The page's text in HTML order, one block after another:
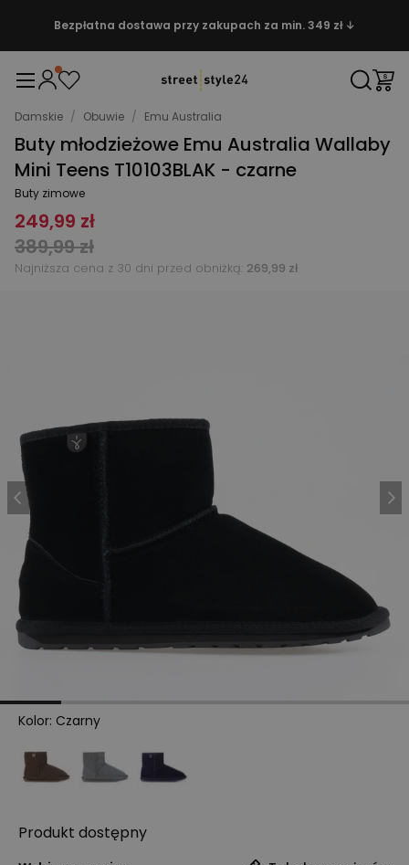
Bezpłatna dostawa przy zakupach za min. 349 zł ↓
Damskie / Obuwie / Emu Australia
Buty młodzieżowe Emu Australia Wallaby
Mini Teens T10103BLAK - czarne
Buty zimowe
249,99 zł
389,99 zł
Najniższa cena z 30 dni przed obniżką: 269,99 zł
Kolor: Czarny
Produkt dostępny